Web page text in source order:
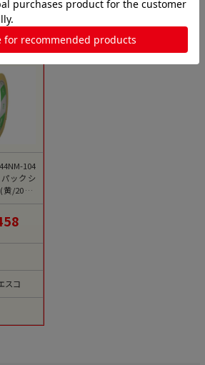
の人気商品との比較
104
ックシ
/20巻)
単位1
スコ